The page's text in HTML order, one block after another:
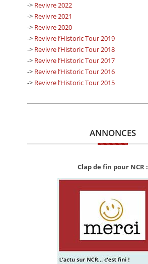
-> Revivre 2022
-> Revivre 2021
-> Revivre 2020
-> Revivre l’Historic Tour 2019
-> Revivre l’Historic Tour 2018
-> Revivre l’Historic Tour 2017
-> Revivre l’Historic Tour 2016
-> Revivre l’Historic Tour 2015
ANNONCES
Clap de fin pour NCR :